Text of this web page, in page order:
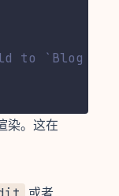
`Blog
染。这在
或者